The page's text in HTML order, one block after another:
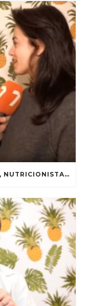
ENTREVISTA A MARÍA ESCOLAR, NUTRICIONISTA DEL LORCA FC EN MURCIA CONECTA 7 REGIÓN DE MURCIA